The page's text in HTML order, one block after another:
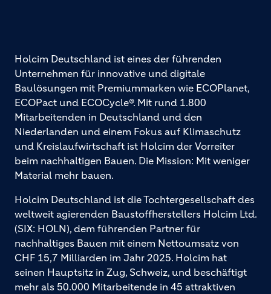
Holcim Deutschland ist eines der führenden
Unternehmen für innovative und digitale
Baulösungen mit Premiummarken wie ECOPlanet,
ECOPact und ECOCycle®. Mit rund 1.800
Mitarbeitenden in Deutschland und den
Niederlanden und einem Fokus auf Klimaschutz
und Kreislaufwirtschaft ist Holcim der Vorreiter
beim nachhaltigen Bauen. Die Mission: Mit weniger
Material mehr bauen.
Holcim Deutschland ist die Tochtergesellschaft des
weltweit agierenden Baustoffherstellers Holcim Ltd.
(SIX: HOLN), dem führenden Partner für
nachhaltiges Bauen mit einem Nettoumsatz von
CHF 15,7 Milliarden im Jahr 2025. Holcim hat
seinen Hauptsitz in Zug, Schweiz, und beschäftigt
mehr als 50.000 Mitarbeitende in 45 attraktiven